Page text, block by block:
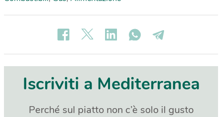
Iscriviti a Mediterranea
Perché sul piatto non c’è solo il gusto